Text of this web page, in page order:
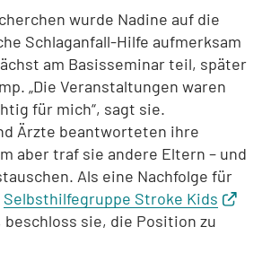
wurde Nadine auf die
Schlaganfall-Hilfe aufmerksam
am Basisseminar teil, später
„Die Veranstaltungen waren
für mich“, sagt sie.
Ärzte beantworteten ihre
aber traf sie andere Eltern – und
Als eine Nachfolge für
Selbsthilfegruppe Stroke Kids
sie, die Position zu